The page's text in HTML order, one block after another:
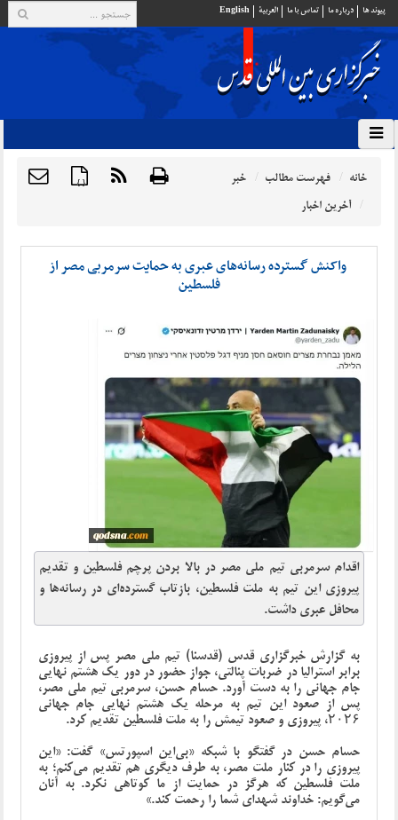
پيوند ها درباره ما تماس با ما العربية English
{ } خانه فهرست مطالب
خبر
آخرین اخبار
واکنش گسترده رسانه‌های عبری به حمایت سرمربی مصر از
فلسطین
اقدام سرمربی تیم ملی مصر در بالا بردن پرچم فلسطین و تقدیم
پیروزی این تیم به ملت فلسطین، بازتاب گسترده‌ای در رسانه‌ها و
محافل عبری داشت.
به گزارش خبرگزاری قدس (قدسنا) تیم ملی مصر پس از پیروزی
برابر استرالیا در ضربات پنالتی، جواز حضور در دور یک ‌هشتم نهایی
جام جهانی را به دست آورد. حسام حسن، سرمربی تیم ملی مصر،
پس از صعود این تیم به مرحله یک ‌هشتم نهایی جام جهانی
۲۰۲۶، پیروزی و صعود تیمش را به ملت فلسطین تقدیم کرد.
حسام حسن در گفتگو با شبکه «بی‌این اسپورتس» گفت: «این
پیروزی را در کنار ملت مصر، به طرف دیگری هم تقدیم می‌کنم؛ به
ملت فلسطین که هرگز در حمایت از ما کوتاهی نکرد. به آنان
می‌گویم: خداوند شهدای شما را رحمت کند.»